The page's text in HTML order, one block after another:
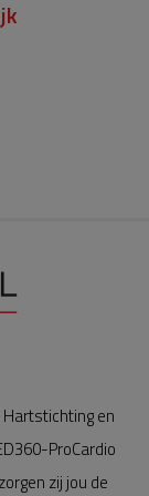
en
ProCardio
zij jou de